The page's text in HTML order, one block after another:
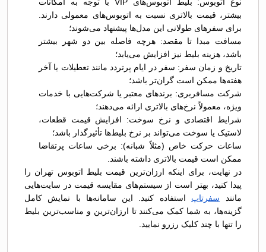
بیشتر، قیمت بالاتری نسبت به اتوبوس‌های معمولی دارند.
برای سفرهای طولانی این مدل‌ها پیشنهاد می‌شوند؛
مسافت مبدا تا مقصد: هرچه فاصله بین دو شهر بیشتر
باشد، هزینه بلیط نیز افزایش می‌یابد؛
تاریخ و زمان سفر: سفر در ایام پرتردد مانند تعطیلات یا آخر
هفته‌ها ممکن است گران‌تر باشد؛
شرکت مسافربری: برندهای معتبر یا شرکت‌هایی با خدمات
ویژه، معمولاً نرخ‌های بالاتری ارائه می‌دهند؛
شرایط اقتصادی و نرخ سوخت: افزایش قیمت قطعات،
لاستیک یا سوخت می‌تواند بر نرخ بلیط‌ها تأثیرگذار باشد؛
ساعات حرکت خاص (مثلاً شبانه): برخی ساعات پرتقاضا
ممکن است قیمت بالاتری داشته باشند.
در نهایت، برای اینکه ارزان‌ترین قیمت بلیط اتوبوس تهران را
پیدا کنید، بهتر است از سیستم‌های مقایسه قیمت در سایت‌هایی
مانند سفرتاپ استفاده کنید. این سامانه‌ها با نمایش کامل
گزینه‌ها، به شما کمک می‌کنند تا ارزان‌ترین و مناسب‌ترین بلیط
را تنها با چند کلیک رزرو نمایید.